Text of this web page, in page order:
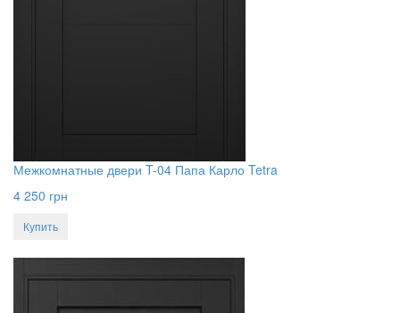
Межкомнатные двери T-04 Папа Карло Tetra
4 250 грн
Купить